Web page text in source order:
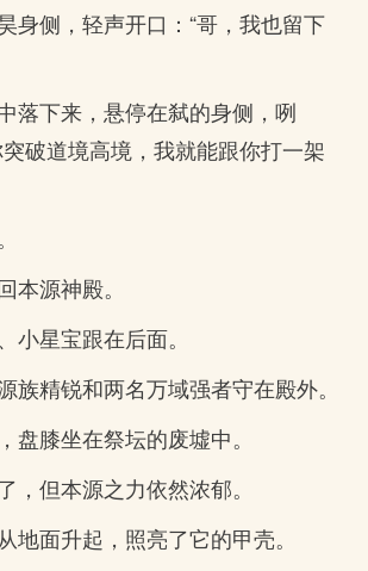
身侧，轻声开口：“哥，我也留下
落下来，悬停在弑的身侧，咧
破道境高境，我就能跟你打一架
本源神殿。
小星宝跟在后面。
族精锐和两名万域强者守在殿外。
盘膝坐在祭坛的废墟中。
，但本源之力依然浓郁。
地面升起，照亮了它的甲壳。